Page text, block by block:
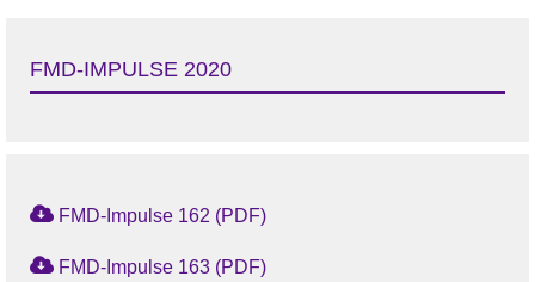
FMD-IMPULSE 2020
FMD-Impulse 162 (PDF)
FMD-Impulse 163 (PDF)